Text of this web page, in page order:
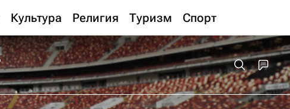
Культура Религия Туризм Спорт